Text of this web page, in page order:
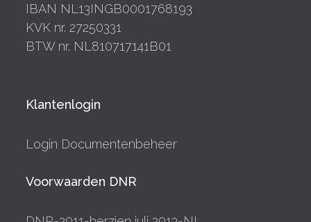
IBAN NL13INGB0001768193
KVK nr. 27250331
BTW nr. NL810717141B01
Klantenlogin
Login Documentenbeheer
Voorwaarden DNR